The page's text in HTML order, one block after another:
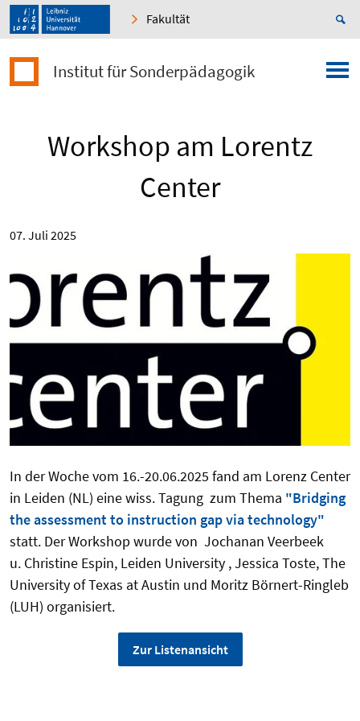
Fakultät
Institut für Sonderpädagogik
Workshop am Lorentz
Center
07. Juli 2025
In der Woche vom 16.-20.06.2025 fand am Lorenz Center
in Leiden (NL) eine wiss. Tagung zum Thema "Bridging
the assessment to instruction gap via technology"
statt. Der Workshop wurde von Jochanan Veerbeek
u. Christine Espin, Leiden University , Jessica Toste, The
University of Texas at Austin und Moritz Börnert-Ringleb
(LUH) organisiert.
Zur Listenansicht